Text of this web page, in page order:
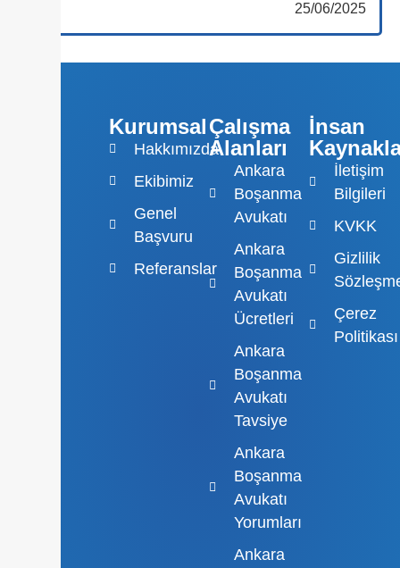
25/06/2025
Kurumsal
Hakkımızda
Ekibimiz
Genel
Başvuru
Referanslar
Çalışma
Alanları
Ankara
Boşanma
Avukatı
Ankara
Boşanma
Avukatı
Ücretleri
Ankara
Boşanma
Avukatı
Tavsiye
Ankara
Boşanma
Avukatı
Yorumları
Ankara
İnsan
İletişim
Bilgileri
KVKK
Gizlilik
Çerez
Politikası